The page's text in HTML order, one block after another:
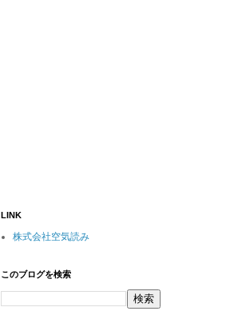
LINK
株式会社空気読み
このブログを検索